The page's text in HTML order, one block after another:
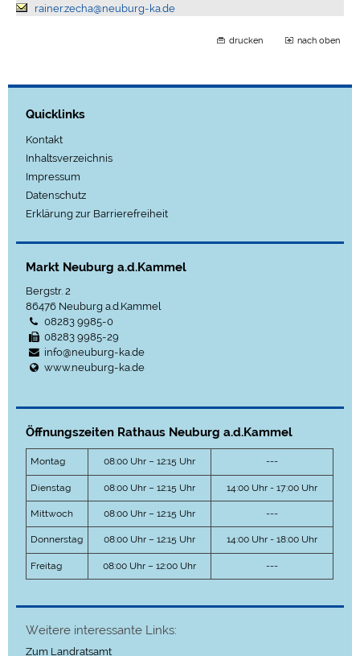
rainer.zecha@neuburg-ka.de
drucken nach oben
Quicklinks
Kontakt
Inhaltsverzeichnis
Impressum
Datenschutz
Erklärung zur Barrierefreiheit
Markt Neuburg a.d.Kammel
Bergstr. 2
86476 Neuburg a.d.Kammel
08283 9985-0
08283 9985-29
info@neuburg-ka.de
www.neuburg-ka.de
Öffnungszeiten Rathaus Neuburg a.d.Kammel
Montag 08:00 Uhr – 12:15 Uhr ---
Dienstag 08:00 Uhr – 12:15 Uhr 14:00 Uhr - 17:00 Uhr
Mittwoch 08:00 Uhr – 12:15 Uhr ---
Donnerstag 08:00 Uhr – 12:15 Uhr 14:00 Uhr - 18:00 Uhr
Freitag 08:00 Uhr – 12:00 Uhr ---
Weitere interessante Links:
Zum Landratsamt